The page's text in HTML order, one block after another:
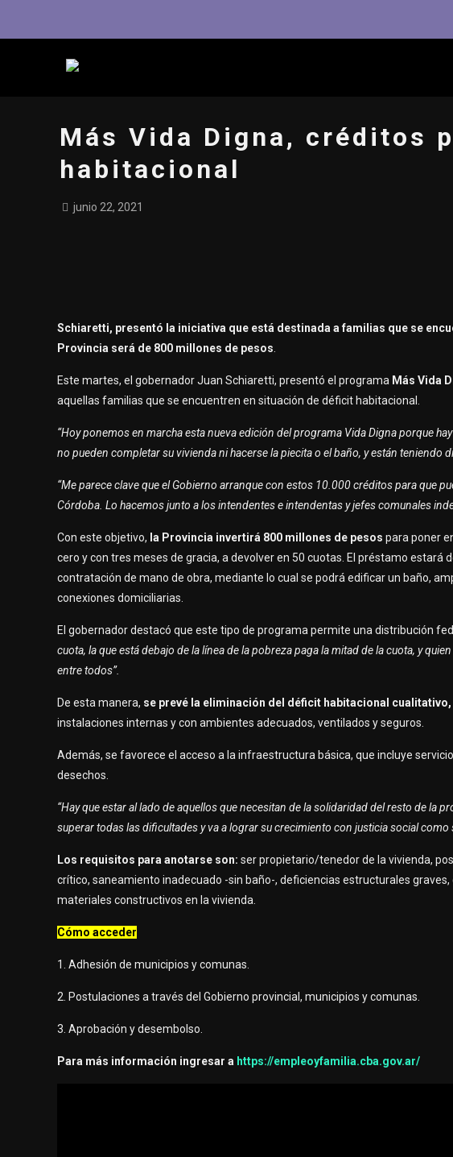
Más Vida Digna, créditos
habitacional
junio 22, 2021
Schiaretti, presentó la iniciativa que está destinada a familias que se
Provincia será de 800 millones de pesos
Este martes, el gobernador Juan Schiaretti, presentó el programa Más Vida
aquellas familias que se encuentren en situación de déficit habitacional.
“Hoy ponemos en marcha esta nueva edición del programa Vida Digna porque
no pueden completar su vivienda ni hacerse la piecita o el baño, y están teniendo
“Me parece clave que el Gobierno arranque con estos 10.000 créditos para que
Córdoba. Lo hacemos junto a los intendentes e intendentas y jefes comunales
Con este objetivo, la Provincia invertirá 800 millones de pesos para poner
cero y con tres meses de gracia, a devolver en 50 cuotas. El préstamo
contratación de mano de obra, mediante lo cual se podrá edificar un baño,
conexiones domiciliarias.
El gobernador destacó que este tipo de programa permite una distribución
cuota, la que está debajo de la línea de la pobreza paga la mitad de la cuota, y
entre todos”.
De esta manera, se prevé la eliminación del déficit habitacional
instalaciones internas y con ambientes adecuados, ventilados y seguros.
Además, se favorece el acceso a la infraestructura básica, que incluye
desechos.
“Hay que estar al lado de aquellos que necesitan de la solidaridad del resto de la
superar todas las dificultades y va a lograr su crecimiento con justicia social
Los requisitos para anotarse son: ser propietario/tenedor de la vivienda,
crítico, saneamiento inadecuado -sin baño-, deficiencias estructurales
materiales constructivos en la vivienda.
Cómo acceder
1. Adhesión de municipios y comunas.
2. Postulaciones a través del Gobierno provincial, municipios y comunas.
3. Aprobación y desembolso.
Para más información ingresar a https://empleoyfamilia.cba.gov.ar/